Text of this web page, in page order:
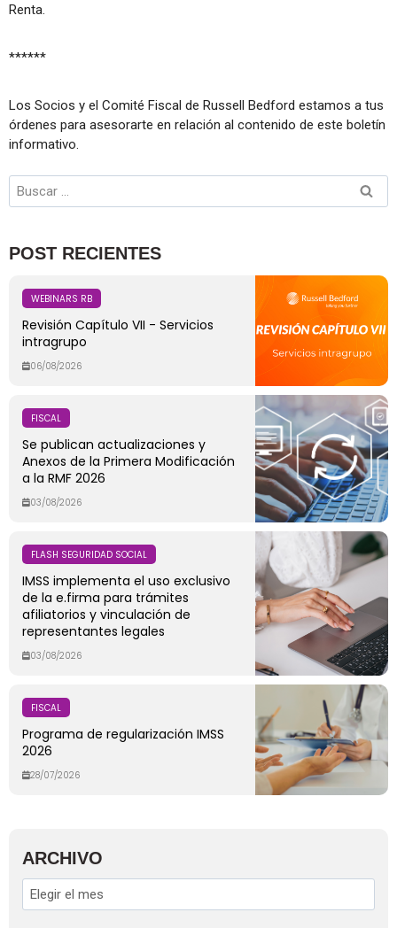
Renta.
******
Los Socios y el Comité Fiscal de Russell Bedford estamos a tus
órdenes para asesorarte en relación al contenido de este boletín
informativo.
POST RECIENTES
WEBINARS RB
Revisión Capítulo VII - Servicios
intragrupo
06/08/2026
FISCAL
Se publican actualizaciones y
Anexos de la Primera Modificación
a la RMF 2026
03/08/2026
FLASH SEGURIDAD SOCIAL
IMSS implementa el uso exclusivo
de la e.firma para trámites
afiliatorios y vinculación de
representantes legales
03/08/2026
FISCAL
Programa de regularización IMSS
2026
28/07/2026
ARCHIVO